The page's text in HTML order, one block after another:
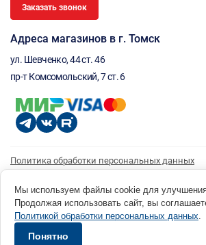
Заказать звонок
Адреса магазинов в г. Томск
ул. Шевченко, 44 ст. 46
пр-т Комсомольский, 7 ст. 6
Политика обработки персональных данных
Согласие на получение рассылки
© 1996 - 2026 инструмент парк «Мастер Плюс» Россия, г. Томск, ул.
73 okp@masterplus.tomsk.ru ИП Брусницын Д.Н. ИНН 701700002741
Мы используем файлы cookie для
Продолжая использовать сайт, вы
Политикой обработки персональных данных.
Понятно